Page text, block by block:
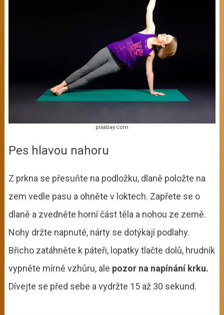
pixabay.com
Pes hlavou nahoru
Z prkna se přesuňte na podložku, dlaně položte na
zem vedle pasu a ohněte v loktech. Zapřete se o
dlaně a zvedněte horní část těla a nohou ze země.
Nohy držte napnuté, nárty se dotýkají podlahy.
Břicho zatáhněte k páteři, lopatky tlačte dolů, hrudník
vypněte mírně vzhůru, ale pozor na napínání krku.
Dívejte se před sebe a vydržte 15 až 30 sekund.